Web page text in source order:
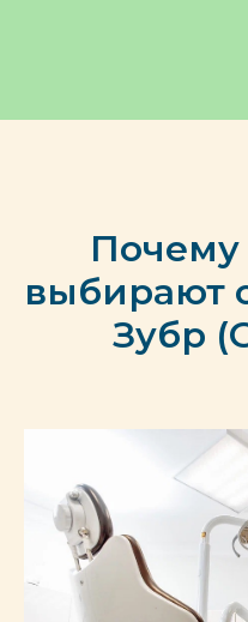
выбирают
Зубр